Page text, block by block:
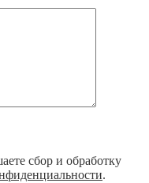
сбор и обработку
.